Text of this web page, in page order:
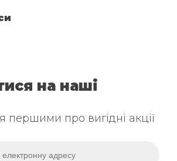
на наші
першими про вигідні акції